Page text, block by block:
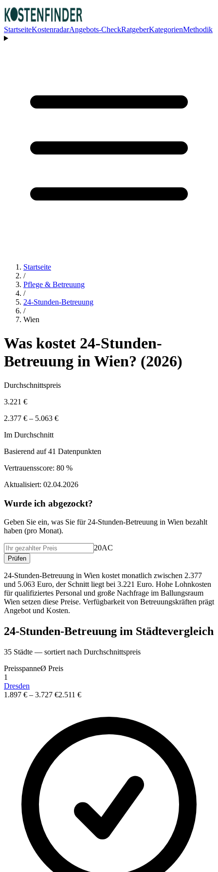
StartseiteKostenradarAngebots-CheckRatgeberKategorienMethodik
Startseite
/
Pflege & Betreuung
/
24-Stunden-Betreuung
/
Wien
Was kostet 24-Stunden-
Betreuung inWien? (2026)
Durchschnittspreis
3.221 €
2.377 € – 5.063 €
Im Durchschnitt
Basierend auf41 Datenpunkten
Vertrauensscore: 80 %
Aktualisiert: 02.04.2026
Wurde ich abgezockt?
Geben Sie ein, was Sie für 24-Stunden-Betreuung in Wien bezahlt
haben (pro Monat).
20AC
Prüfen
24-Stunden-Betreuung in Wien kostet monatlich zwischen 2.377
und 5.063 Euro, der Schnitt liegt bei 3.221 Euro. Hohe Lohnkosten
für qualifiziertes Personal und große Nachfrage im Ballungsraum
Wien setzen diese Preise. Verfügbarkeit von Betreuungskräften prägt
Angebot und Kosten.
24-Stunden-Betreuung im Städtevergleich
35 Städte — sortiert nach Durchschnittspreis
PreisspanneØ Preis
1
Dresden
1.897 € – 3.727 €2.511 €